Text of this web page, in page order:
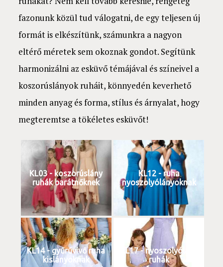
fazonunk közül tud válogatni, de egy teljesen új
formát is elkészítünk, számunkra a nagyon
eltérő méretek sem okoznak gondot. Segítünk
harmonizálni az esküvő témájával és színeivel a
koszorúslányok ruháit, könnyedén keverhető
minden anyag és forma, stílus és árnyalat, hogy
megteremtse a tökéletes esküvőt!
KL03 - koszorúslány
ruhák barátnőknek
KL12 - ruha
nyoszolyólányoknak
KL14 - gyűrűvivő ruha
kislányoknak
KL17 - nyoszolyólány
ruhák